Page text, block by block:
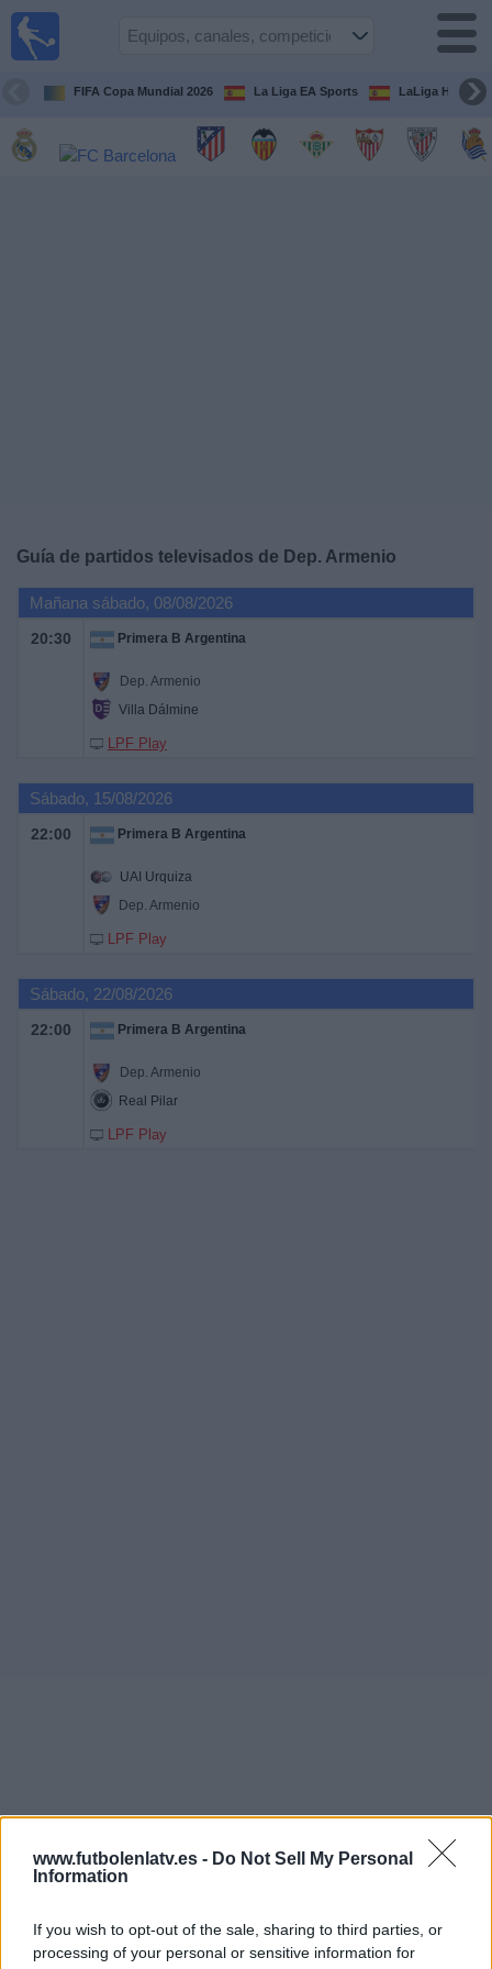
www.futbolenlatv.es - Do Not Sell My Personal
Information
If you wish to opt-out of the sale, sharing to third parties, or
processing of your personal or sensitive information for
FIFA Copa Mundial 2026 La Liga EA Sports LaLiga
Guía de partidos televisados de Dep. Armenio
Mañana sábado, 08/08/2026
20:30 Primera B Argentina
Dep. Armenio
Villa Dálmine
LPF Play
Sábado, 15/08/2026
22:00 Primera B Argentina
UAI Urquiza
Dep. Armenio
LPF Play
Sábado, 22/08/2026
22:00 Primera B Argentina
Dep. Armenio
Real Pilar
LPF Play
Más días
DATOS ESTADÍSTICOS DEL EQUIPO DEP. ARMENIO EN
TELEVISIÓN EN ESPAÑA
Guía de
Televisados
Noticias